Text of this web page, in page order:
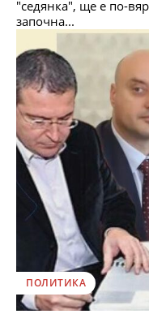
"седянка", ще е по-
започна...
ПОЛИТИКА